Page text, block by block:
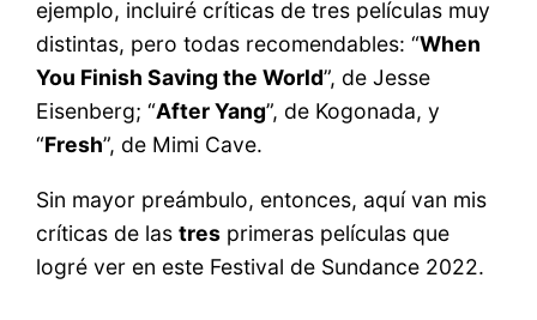
ejemplo, incluiré críticas de tres películas muy
distintas, pero todas recomendables: “When
You Finish Saving the World”, de Jesse
Eisenberg; “After Yang”, de Kogonada, y
“Fresh”, de Mimi Cave.
Sin mayor preámbulo, entonces, aquí van mis
críticas de lastres primeras películas que
logré ver en este Festival de Sundance 2022.